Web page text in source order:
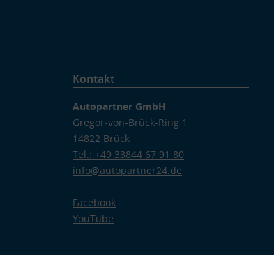
Kontakt
Autopartner GmbH
Gregor-von-Brück-Ring 1
14822 Brück
Tel.: +49 33844 67 91 80
info@autopartner24.de
Facebook
YouTube